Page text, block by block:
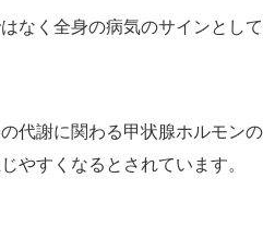
なく全身の病気のサインとし
代謝に関わる甲状腺ホルモン
やすくなるとされています。